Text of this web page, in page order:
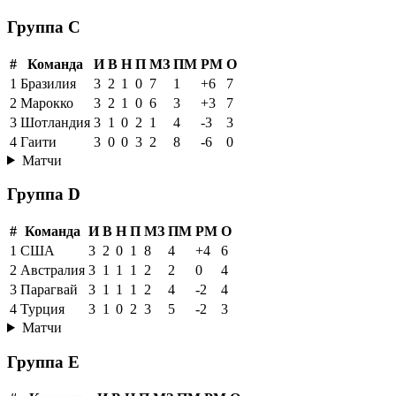
Группа C
# Команда И В Н П МЗ ПМ РМ О
1 Бразилия 3 2 1 0 7 1 +6
7
2 Марокко 3 2 1 0 6 3 +3
7
3 Шотландия 3 1 0 2 1 4 -3
3
4 Гаити 3 0 0 3 2 8 -6
0
Матчи
Группа D
# Команда И В Н П МЗ ПМ РМ О
1 США 3 2 0 1 8 4 +4
6
2 Австралия 3 1 1 1 2 2 0
4
3 Парагвай 3 1 1 1 2 4 -2
4
4 Турция 3 1 0 2 3 5 -2
3
Матчи
Группа E